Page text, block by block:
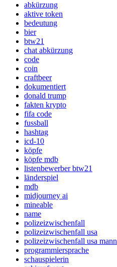
abkürzung
aktive token
bedeutung
bier
btw21
chat abkürzung
code
coin
craftbeer
dokumentiert
donald trump
fakten krypto
fifa code
fussball
hashtag
icd-10
köpfe
köpfe mdb
listenbewerber btw21
länderspiel
mdb
midjourney ai
mineable
name
polizeizwischenfall
polizeizwischenfall usa
polizeizwischenfall usa mann
programmiersprache
schauspielerin